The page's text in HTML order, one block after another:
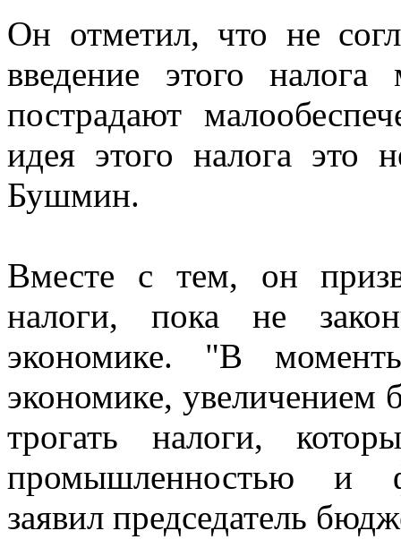
Он отметил, что не
введение этого
пострадают
идея этого налога это
Бушмин.
Вместе с тем, он
налоги, пока не
экономике. "В
экономике, увеличением
трогать налоги,
промышленностью и
заявил председатель